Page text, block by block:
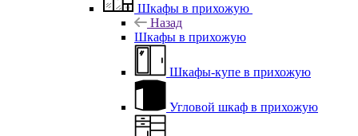
Шкафы в прихожую
Назад
Шкафы в прихожую
Шкафы-купе в прихожую
Угловой шкаф в прихожую